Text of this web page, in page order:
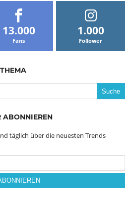
13.000
Fans
1.000
Follower
ABONNIEREN
täglich über die neuesten Trends